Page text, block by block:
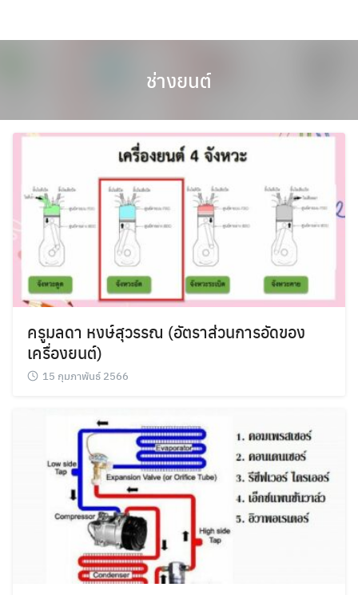
ช่างยนต์
ครูมลดา หงษ์สุวรรณ (อัตราส่วนการอัดของ
เครื่องยนต์)
15 กุมภาพันธ์ 2566